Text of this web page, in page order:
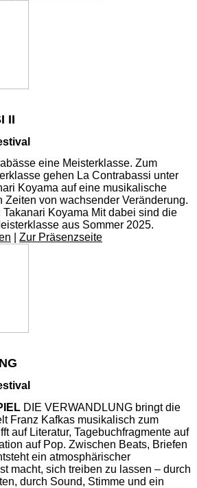
II
eine Meisterklasse. Zum
gehen La Contrabassi unter
Koyama auf eine musikalische
Zeiten von wachsender Veränderung.
Koyama Mit dabei sind die
aus Sommer 2025.
Zur Präsenzseite
DIE VERWANDLUNG bringt die
Franz Kafkas musikalisch zum
auf Literatur, Tagebuchfragmente auf
auf Pop. Zwischen Beats, Briefen
ein atmosphärischer
macht, sich treiben zu lassen – durch
durch Sound, Stimme und ein